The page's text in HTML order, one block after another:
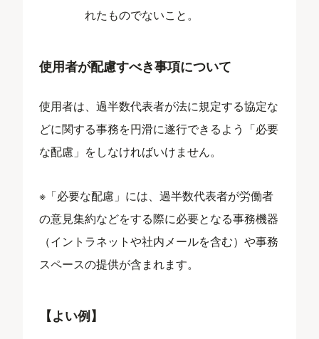
れたものでないこと。
使用者が配慮すべき事項について
使用者は、過半数代表者が法に規定する協定な
どに関する事務を円滑に遂行できるよう「必要
な配慮」をしなければいけません。
※「必要な配慮」には、過半数代表者が労働者
の意見集約などをする際に必要となる事務機器
（イントラネットや社内メールを含む）や事務
スペースの提供が含まれます。
【よい例】